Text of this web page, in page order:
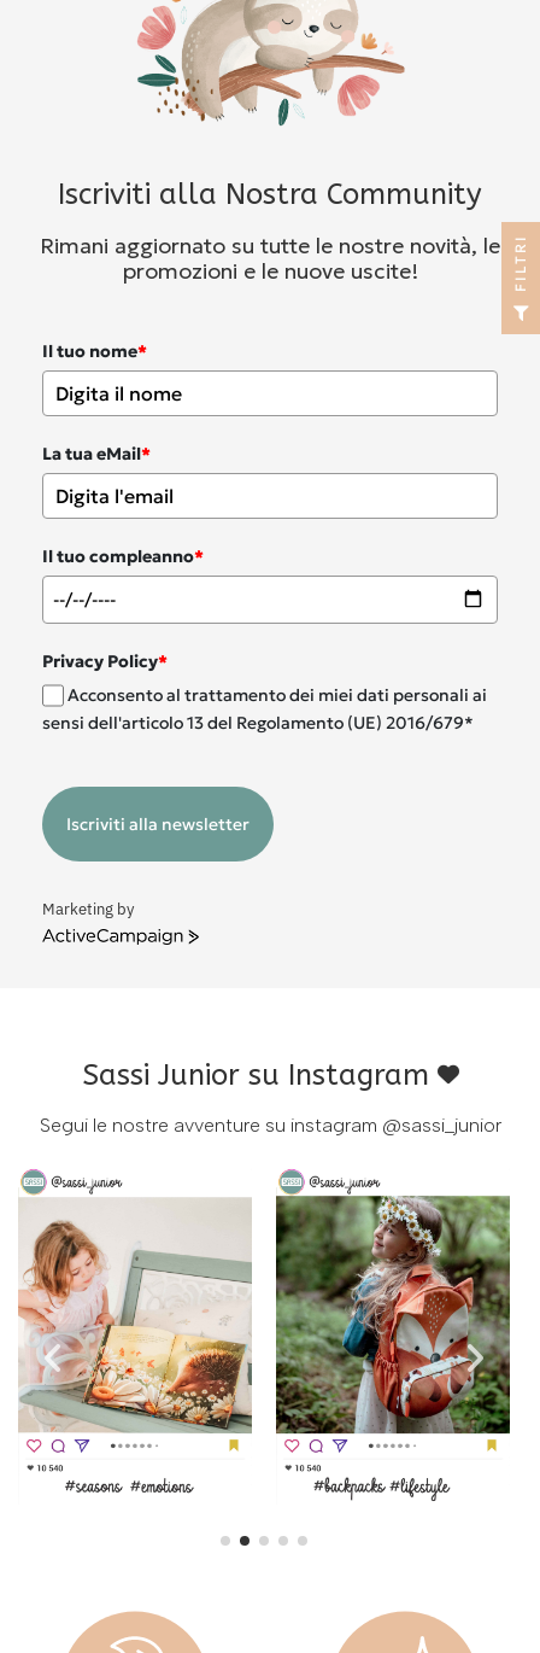
Iscriviti alla Nostra Community
Rimani aggiornato su tutte le nostre novità, le
promozioni e le nuove uscite!
Il tuo nome*
La tua eMail*
Il tuo compleanno*
Privacy Policy*
Acconsento al trattamento dei miei dati personali ai
sensi dell'articolo 13 del Regolamento (UE) 2016/679*
Iscriviti alla newsletter
Marketing by
ActiveCampaign
Sassi Junior su Instagram
Segui le nostre avventure su instagram @sassi_junior
I